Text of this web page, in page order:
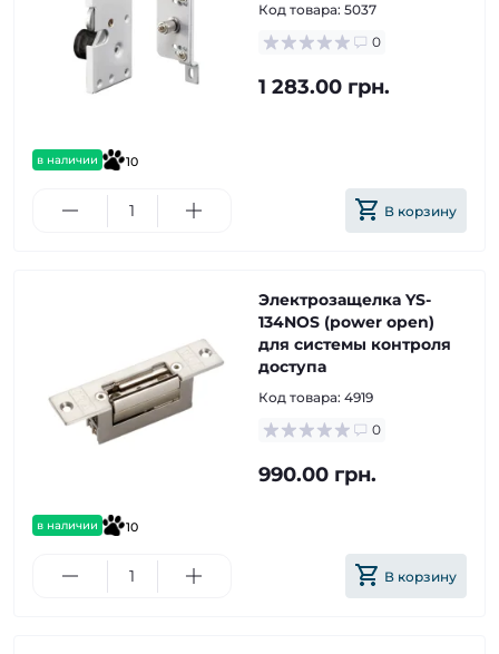
в наличии 10
Код товара: 5037
0
1 283.00 грн.
В корзину
в наличии 10
Электрозащелка YS-
134NOS (power open)
для системы контроля
доступа
Код товара: 4919
0
990.00 грн.
В корзину